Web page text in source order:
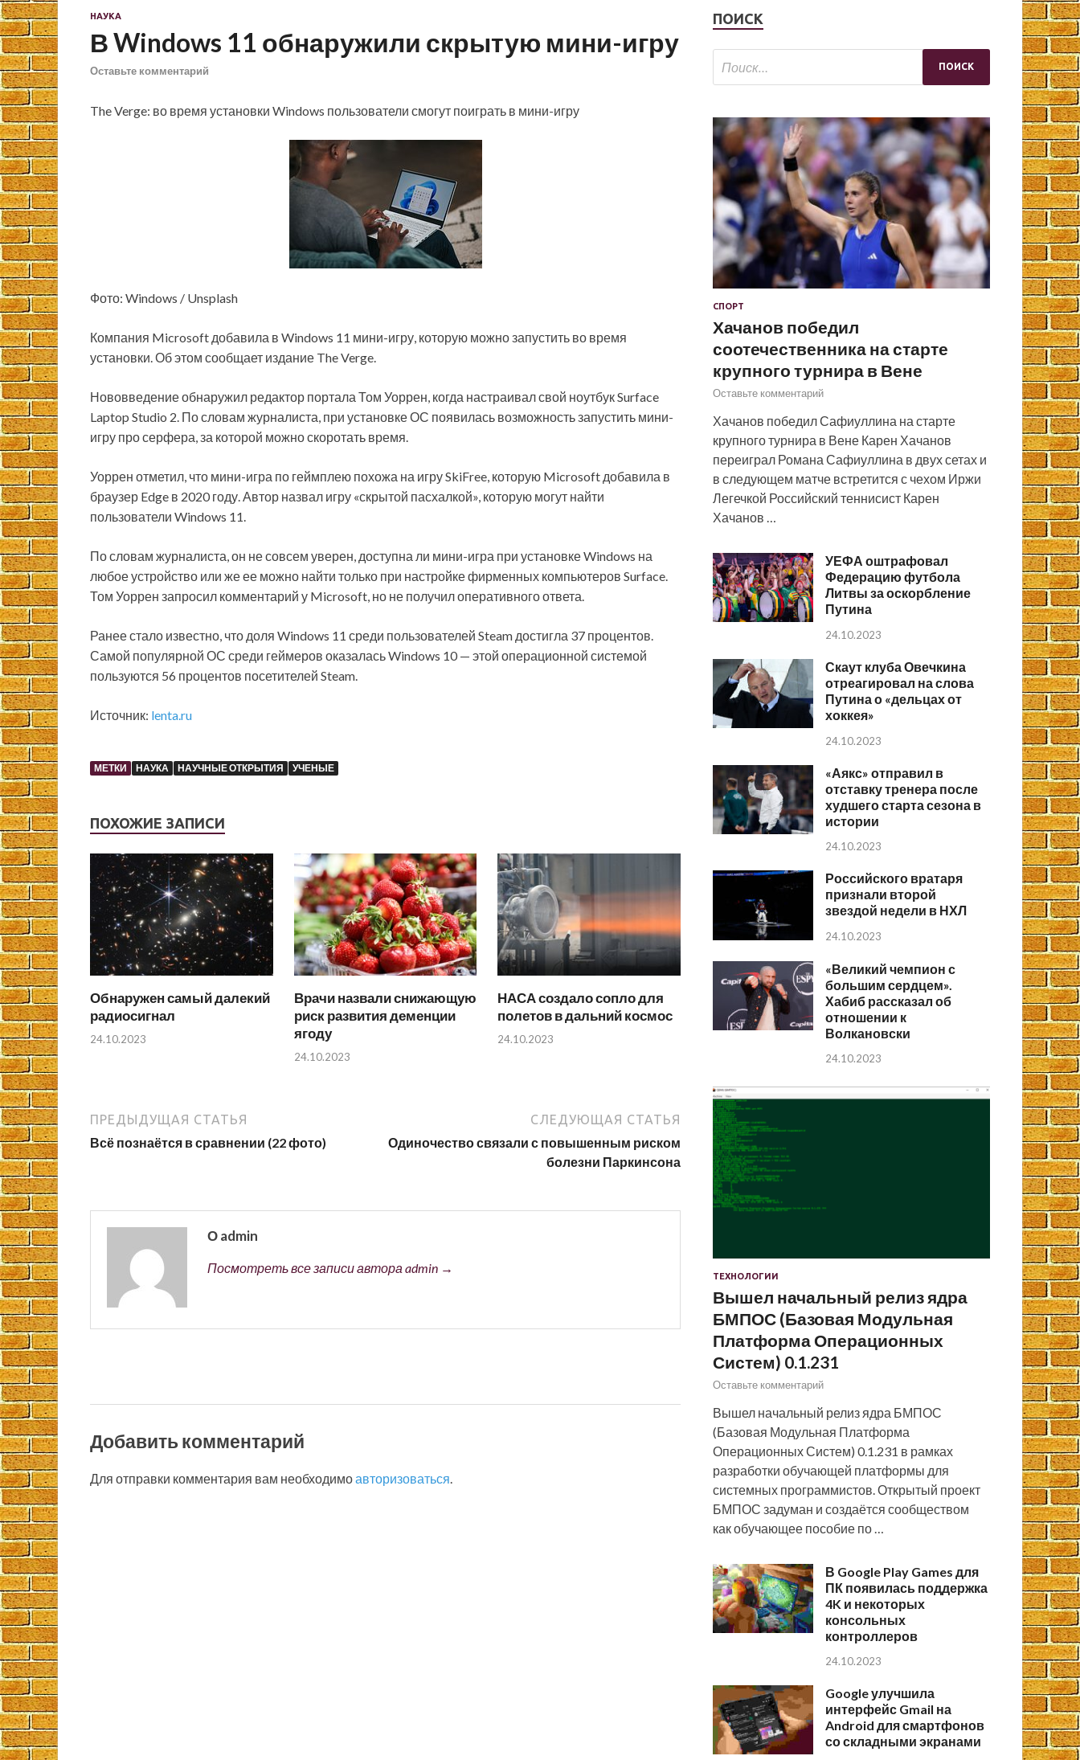
НАУКА
В Windows 11 обнаружили скрытую мини-игру
Оставьте комментарий
The Verge: во время установки Windows пользователи смогут поиграть в мини-игру
Фото: Windows / Unsplash
Компания Microsoft добавила в Windows 11 мини-игру, которую можно запустить во время
установки. Об этом сообщает издание The Verge.
Нововведение обнаружил редактор портала Том Уоррен, когда настраивал свой ноутбук Surface
Laptop Studio 2. По словам журналиста, при установке ОС появилась возможность запустить мини-
игру про серфера, за которой можно скоротать время.
Уоррен отметил, что мини-игра по геймплею похожа на игру SkiFree, которую Microsoft добавила в
браузер Edge в 2020 году. Автор назвал игру «скрытой пасхалкой», которую могут найти
пользователи Windows 11.
По словам журналиста, он не совсем уверен, доступна ли мини-игра при установке Windows на
любое устройство или же ее можно найти только при настройке фирменных компьютеров Surface.
Том Уоррен запросил комментарий у Microsoft, но не получил оперативного ответа.
Ранее стало известно, что доля Windows 11 среди пользователей Steam достигла 37 процентов.
Самой популярной ОС среди геймеров оказалась Windows 10 — этой операционной системой
пользуются 56 процентов посетителей Steam.
Источник: lenta.ru
МЕТКИ НАУКА НАУЧНЫЕ ОТКРЫТИЯ УЧЕНЫЕ
ПОХОЖИЕ ЗАПИСИ
Обнаружен самый далекий
радиосигнал
24.10.2023
Врачи назвали снижающую
риск развития деменции
ягоду
24.10.2023
НАСА создало сопло для
полетов в дальний космос
24.10.2023
ПРЕДЫДУЩАЯ СТАТЬЯ
Всё познаётся в сравнении (22 фото)
СЛЕДУЮЩАЯ СТАТЬЯ
Одиночество связали с повышенным риском
болезни Паркинсона
О admin
Посмотреть все записи автора admin →
Добавить комментарий
Для отправки комментария вам необходимоавторизоваться.
ПОИСК
СПОРТ
Хачанов победил
соотечественника на старте
крупного турнира в Вене
Оставьте комментарий
Хачанов победил Сафиуллина на старте
крупного турнира в Вене Карен Хачанов
переиграл Романа Сафиуллина в двух сетах и
в следующем матче встретится с чехом Иржи
Легечкой Российский теннисист Карен
Хачанов …
УЕФА оштрафовал
Федерацию футбола
Литвы за оскорбление
Путина
24.10.2023
Скаут клуба Овечкина
отреагировал на слова
Путина о «дельцах от
хоккея»
24.10.2023
«Аякс» отправил в
отставку тренера после
худшего старта сезона в
истории
24.10.2023
Российского вратаря
признали второй
звездой недели в НХЛ
24.10.2023
«Великий чемпион с
большим сердцем».
Хабиб рассказал об
отношении к
Волкановски
24.10.2023
ТЕХНОЛОГИИ
Вышел начальный релиз ядра
БМПОС (Базовая Модульная
Платформа Операционных
Систем) 0.1.231
Оставьте комментарий
Вышел начальный релиз ядра БМПОС
(Базовая Модульная Платформа
Операционных Систем) 0.1.231 в рамках
разработки обучающей платформы для
системных программистов. Открытый проект
БМПОС задуман и создаётся сообществом
как обучающее пособие по …
В Google Play Games для
ПК появилась поддержка
4K и некоторых
консольных
контроллеров
24.10.2023
Google улучшила
интерфейс Gmail на
Android для смартфонов
со складными экранами